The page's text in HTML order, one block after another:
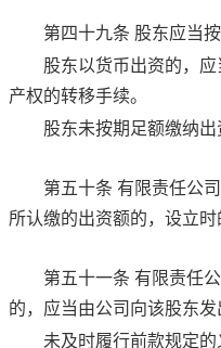
第四十九条 股东应当
股东以货币出资的，
产权的转移手续。
股东未按期足额缴纳
第五十条 有限责任公
所认缴的出资额的，设立
第五十一条 有限责任
的，应当由公司向该股东发
未及时履行前款规定